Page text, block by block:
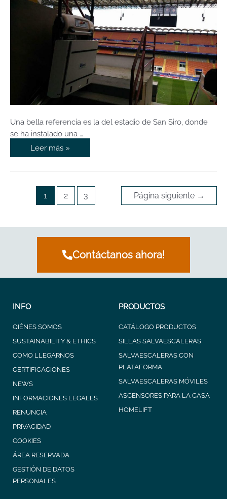
Una bella referencia es la del estadio de San Siro, donde
se ha instalado una …
Siro
Leer más »
1 2 3 Página siguiente →
Contáctanos ahora!
INFO
QIÉNES SOMOS
SUSTAINABILITY & ETHICS
COMO LLEGARNOS
CERTIFICACIONES
NEWS
INFORMACIONES LEGALES
RENUNCIA
PRIVACIDAD
COOKIES
ÁREA RESERVADA
GESTIÓN DE DATOS
PERSONALES
PRODUCTOS
CATÁLOGO PRODUCTOS
SILLAS SALVAESCALERAS
SALVAESCALERAS CON
PLATAFORMA
SALVAESCALERAS MÓVILES
ASCENSORES PARA LA CASA
HOMELIFT